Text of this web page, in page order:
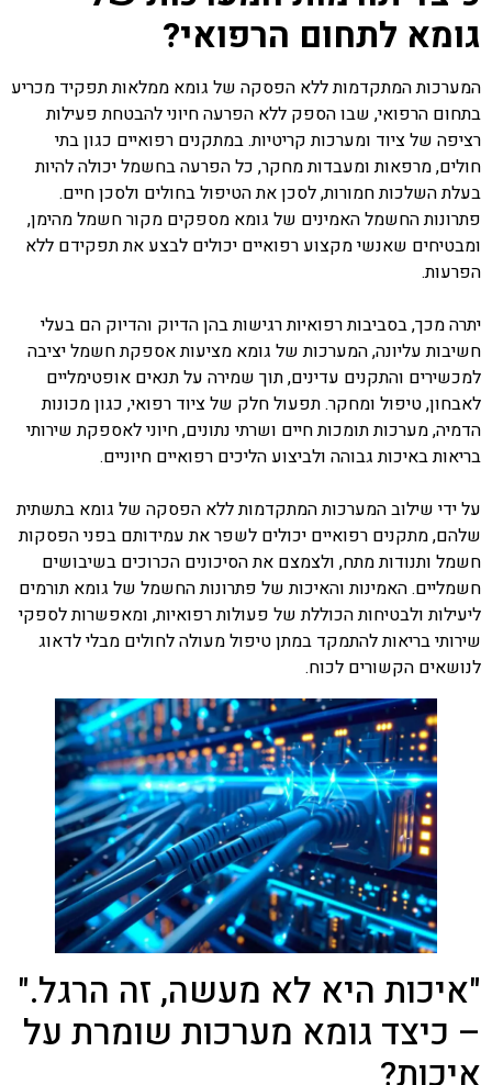
גומא לתחום הרפואי?
המערכות המתקדמות ללא הפסקה של גומא ממלאות תפקיד מכריע
בתחום הרפואי, שבו הספק ללא הפרעה חיוני להבטחת פעילות
רציפה של ציוד ומערכות קריטיות. במתקנים רפואיים כגון בתי
חולים, מרפאות ומעבדות מחקר, כל הפרעה בחשמל יכולה להיות
בעלת השלכות חמורות, לסכן את הטיפול בחולים ולסכן חיים.
פתרונות החשמל האמינים של גומא מספקים מקור חשמל מהימן,
ומבטיחים שאנשי מקצוע רפואיים יכולים לבצע את תפקידם ללא
הפרעות.
יתרה מכך, בסביבות רפואיות רגישות בהן הדיוק והדיוק הם בעלי
חשיבות עליונה, המערכות של גומא מציעות אספקת חשמל יציבה
למכשירים והתקנים עדינים, תוך שמירה על תנאים אופטימליים
לאבחון, טיפול ומחקר. תפעול חלק של ציוד רפואי, כגון מכונות
הדמיה, מערכות תומכות חיים ושרתי נתונים, חיוני לאספקת שירותי
בריאות באיכות גבוהה ולביצוע הליכים רפואיים חיוניים.
על ידי שילוב המערכות המתקדמות ללא הפסקה של גומא בתשתית
שלהם, מתקנים רפואיים יכולים לשפר את עמידותם בפני הפסקות
חשמל ותנודות מתח, ולצמצם את הסיכונים הכרוכים בשיבושים
חשמליים. האמינות והאיכות של פתרונות החשמל של גומא תורמים
ליעילות ולבטיחות הכוללת של פעולות רפואיות, ומאפשרות לספקי
שירותי בריאות להתמקד במתן טיפול מעולה לחולים מבלי לדאוג
לנושאים הקשורים לכוח.
"איכות היא לא מעשה, זה הרגל."
– כיצד גומא מערכות שומרת על